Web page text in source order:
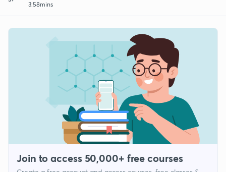
3:58mins
Join to access 50,000+ free courses